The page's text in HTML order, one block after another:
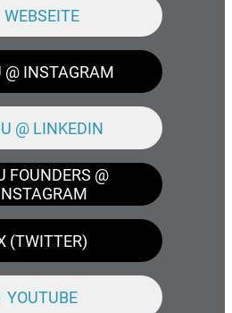
WEBSEITE
@ INSTAGRAM
@ LINKEDIN
FOUNDERS @
(TWITTER)
YOUTUBE